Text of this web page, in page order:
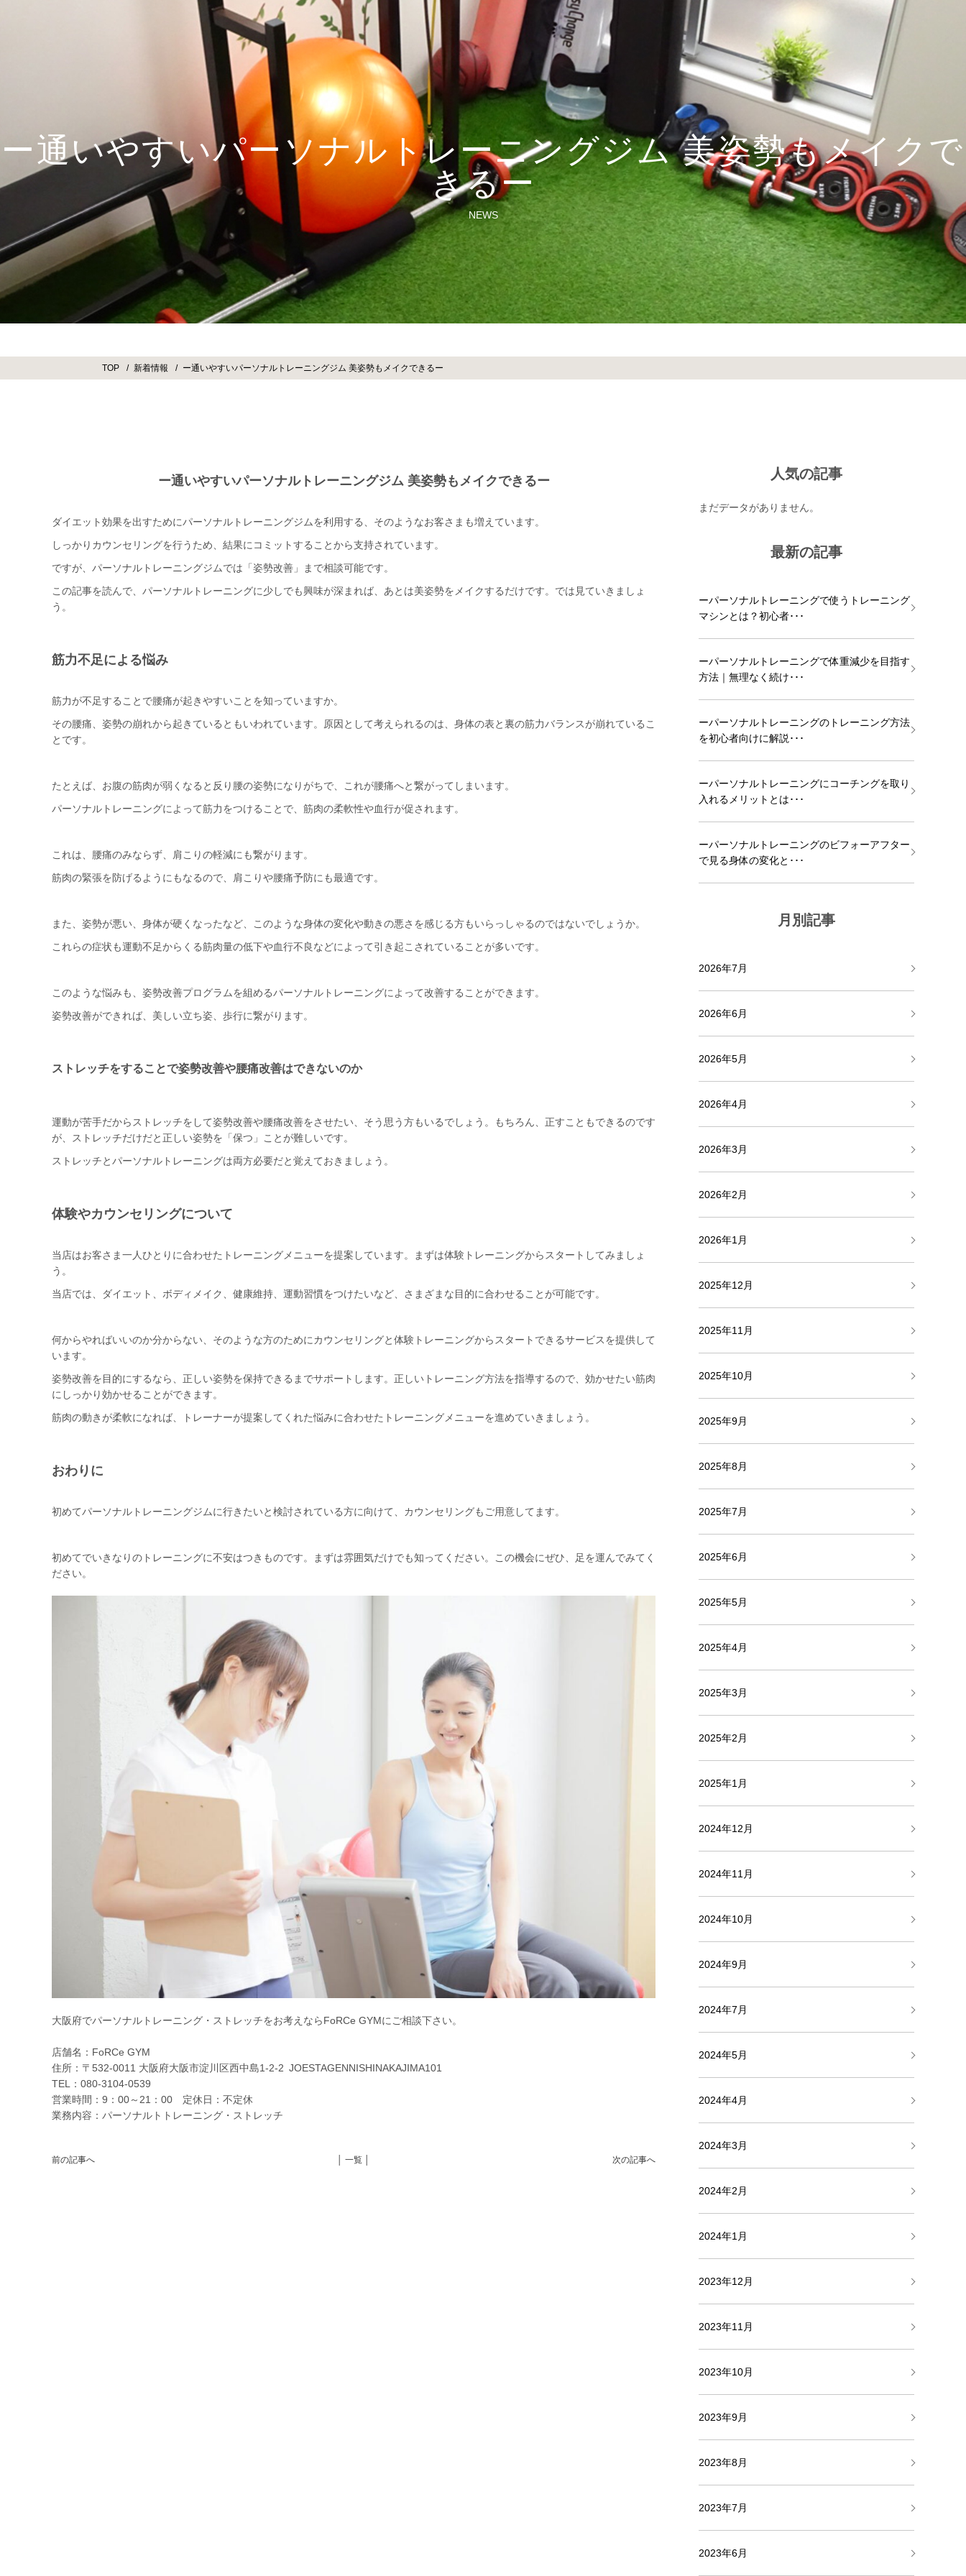
ー通いやすいパーソナルトレーニングジム 美姿勢もメイクで
きるー
NEWS
TOP 新着情報 ー通いやすいパーソナルトレーニングジム 美姿勢もメイクできるー
ー通いやすいパーソナルトレーニングジム 美姿勢もメイクできるー
ダイエット効果を出すためにパーソナルトレーニングジムを利用する、そのようなお客さまも増えています。
しっかりカウンセリングを行うため、結果にコミットすることから支持されています。
ですが、パーソナルトレーニングジムでは「姿勢改善」まで相談可能です。
この記事を読んで、パーソナルトレーニングに少しでも興味が深まれば、あとは美姿勢をメイクするだけです。では見ていきましょ
う。
筋力不足による悩み
筋力が不足することで腰痛が起きやすいことを知っていますか。
その腰痛、姿勢の崩れから起きているともいわれています。原因として考えられるのは、身体の表と裏の筋力バランスが崩れているこ
とです。
たとえば、お腹の筋肉が弱くなると反り腰の姿勢になりがちで、これが腰痛へと繋がってしまいます。
パーソナルトレーニングによって筋力をつけることで、筋肉の柔軟性や血行が促されます。
これは、腰痛のみならず、肩こりの軽減にも繋がります。
筋肉の緊張を防げるようにもなるので、肩こりや腰痛予防にも最適です。
また、姿勢が悪い、身体が硬くなったなど、このような身体の変化や動きの悪さを感じる方もいらっしゃるのではないでしょうか。
これらの症状も運動不足からくる筋肉量の低下や血行不良などによって引き起こされていることが多いです。
このような悩みも、姿勢改善プログラムを組めるパーソナルトレーニングによって改善することができます。
姿勢改善ができれば、美しい立ち姿、歩行に繋がります。
ストレッチをすることで姿勢改善や腰痛改善はできないのか
運動が苦手だからストレッチをして姿勢改善や腰痛改善をさせたい、そう思う方もいるでしょう。もちろん、正すこともできるのです
が、ストレッチだけだと正しい姿勢を「保つ」ことが難しいです。
ストレッチとパーソナルトレーニングは両方必要だと覚えておきましょう。
体験やカウンセリングについて
当店はお客さま一人ひとりに合わせたトレーニングメニューを提案しています。まずは体験トレーニングからスタートしてみましょ
う。
当店では、ダイエット、ボディメイク、健康維持、運動習慣をつけたいなど、さまざまな目的に合わせることが可能です。
何からやればいいのか分からない、そのような方のためにカウンセリングと体験トレーニングからスタートできるサービスを提供して
います。
姿勢改善を目的にするなら、正しい姿勢を保持できるまでサポートします。正しいトレーニング方法を指導するので、効かせたい筋肉
にしっかり効かせることができます。
筋肉の動きが柔軟になれば、トレーナーが提案してくれた悩みに合わせたトレーニングメニューを進めていきましょう。
おわりに
初めてパーソナルトレーニングジムに行きたいと検討されている方に向けて、カウンセリングもご用意してます。
初めてでいきなりのトレーニングに不安はつきものです。まずは雰囲気だけでも知ってください。この機会にぜひ、足を運んでみてく
ださい。
大阪府でパーソナルトレーニング・ストレッチをお考えならFoRCe GYMにご相談下さい。
店舗名：FoRCe GYM
住所：〒532-0011 大阪府大阪市淀川区西中島1-2-2 JOESTAGENNISHINAKAJIMA101
TEL：080-3104-0539
営業時間：9：00～21：00 定休日：不定休
業務内容：パーソナルトトレーニング・ストレッチ
前の記事へ 次の記事へ
│ 一覧 │
人気の記事
まだデータがありません。
最新の記事
ーパーソナルトレーニングで使うトレーニング
マシンとは？初心者･･･
ーパーソナルトレーニングで体重減少を目指す
方法｜無理なく続け･･･
ーパーソナルトレーニングのトレーニング方法
を初心者向けに解説･･･
ーパーソナルトレーニングにコーチングを取り
入れるメリットとは･･･
ーパーソナルトレーニングのビフォーアフター
で見る身体の変化と･･･
月別記事
2026年7月
2026年6月
2026年5月
2026年4月
2026年3月
2026年2月
2026年1月
2025年12月
2025年11月
2025年10月
2025年9月
2025年8月
2025年7月
2025年6月
2025年5月
2025年4月
2025年3月
2025年2月
2025年1月
2024年12月
2024年11月
2024年10月
2024年9月
2024年7月
2024年5月
2024年4月
2024年3月
2024年2月
2024年1月
2023年12月
2023年11月
2023年10月
2023年9月
2023年8月
2023年7月
2023年6月